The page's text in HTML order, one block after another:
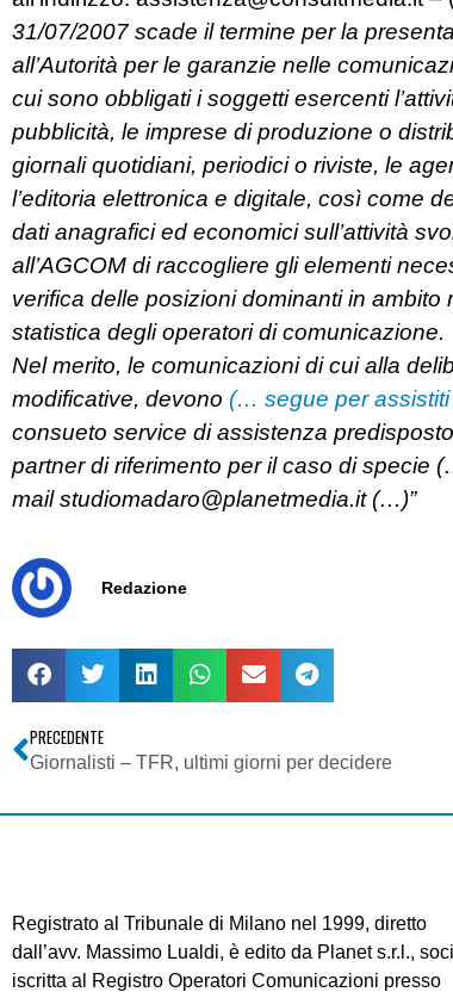
31/07/2007 scade il termine per la
all’Autorità per le garanzie nelle
cui sono obbligati i soggetti esercenti
pubblicità, le imprese di produzione o
giornali quotidiani, periodici o riviste, le
l’editoria elettronica e digitale, così come
dati anagrafici ed economici sull’attività
all’AGCOM di raccogliere gli elementi
verifica delle posizioni dominanti in
statistica degli operatori di comunicazione.
Nel merito, le comunicazioni di cui alla
modificative, devono (… segue per
consueto service di assistenza
partner di riferimento per il caso di specie
mailstudiomadaro@planetmedia.it(…)”
Redazione
PRECEDENTE
Giornalisti – TFR, ultimi giorni per decidere
Registrato al Tribunale di Milano nel 1999, diretto
dall’avv. Massimo Lualdi, è edito da Planet s.r.l.,
iscritta al Registro Operatori Comunicazioni presso